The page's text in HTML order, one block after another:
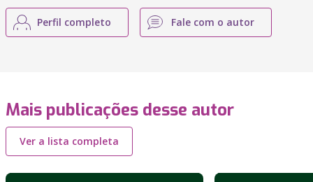
Perfil completo Fale com o autor
Mais publicações desse autor
Ver a lista completa